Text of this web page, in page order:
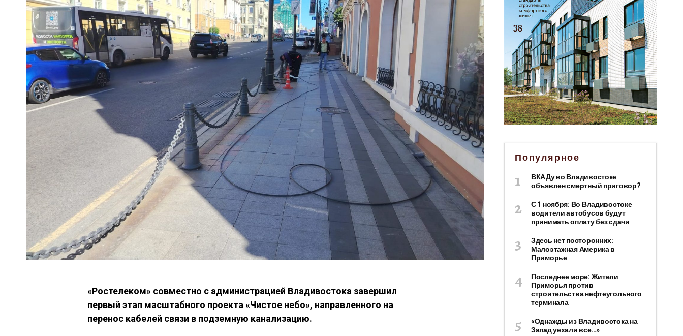
«Ростелеком» совместно с администрацией Владивостока завершил
первый этап масштабного проекта «Чистое небо», направленного на
перенос кабелей связи в подземную канализацию.
Популярное
ВКАДу во Владивостоке
объявлен смертный приговор?
С 1 ноября: Во Владивостоке
водители автобусов будут
принимать оплату без сдачи
Здесь нет посторонних:
Малоэтажная Америка в
Приморье
Последнее море: Жители
Приморья против
строительства нефтеугольного
терминала
«Однажды из Владивостока на
Запад уехали все…»